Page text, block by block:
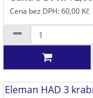
Cena bez DPH: 60,00 Kč
Eleman HAD 3